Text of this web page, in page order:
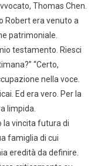
Thomas Chen.
Robert era venuto a
patrimoniale.
testamento. Riesci
“Certo,
nella voce.
Ed era vero. Per la
limpida.
la vincita futura di
famiglia di cui
eredità da definire.